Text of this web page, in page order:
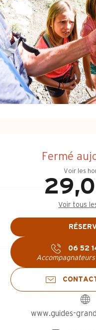
Fermé
Voir les
Voir tous
06 52
www.guides-